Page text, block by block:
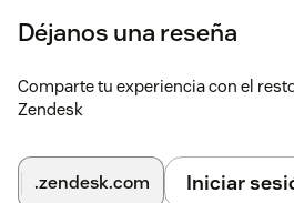
Déjanos una reseña
Comparte tu experiencia con el
Zendesk
.zendesk.com Iniciar